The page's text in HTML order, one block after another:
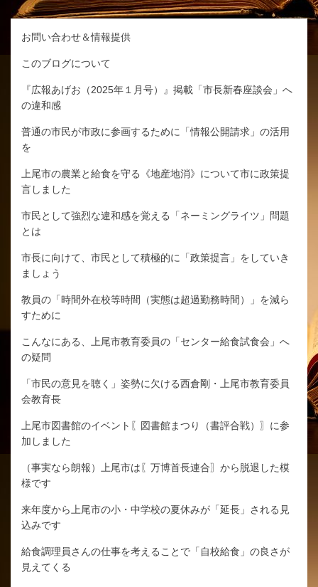
お問い合わせ＆情報提供
このブログについて
『広報あげお（2025年１月号）』掲載「市長新春座談会」へ
の違和感
普通の市民が市政に参画するために「情報公開請求」の活用
を
上尾市の農業と給食を守る《地産地消》について市に政策提
言しました
市民として強烈な違和感を覚える「ネーミングライツ」問題
とは
市長に向けて、市民として積極的に「政策提言」をしていき
ましょう
教員の「時間外在校等時間（実態は超過勤務時間）」を減ら
すために
こんなにある、上尾市教育委員の「センター給食試食会」へ
の疑問
「市民の意見を聴く」姿勢に欠ける西倉剛・上尾市教育委員
会教育長
上尾市図書館のイベント〖図書館まつり（書評合戦）〗に参
加しました
（事実なら朗報）上尾市は〖万博首長連合〗から脱退した模
様です
来年度から上尾市の小・中学校の夏休みが「延長」される見
込みです
給食調理員さんの仕事を考えることで「自校給食」の良さが
見えてくる